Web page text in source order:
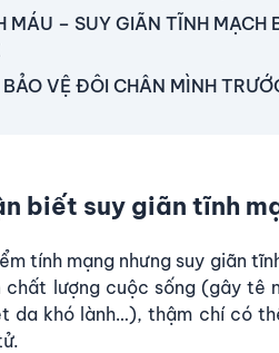
MÁU – SUY GIÃN TĨNH MẠCH
VỆ ĐÔI CHÂN MÌNH
biết suy giãn tĩnh
tính mạng nhưng suy giãn
chất lượng cuộc sống (gây tê
da khó lành…), thậm chí có